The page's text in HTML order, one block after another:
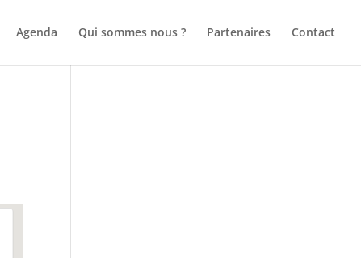
Agenda Qui sommes nous ? Partenaires Contact